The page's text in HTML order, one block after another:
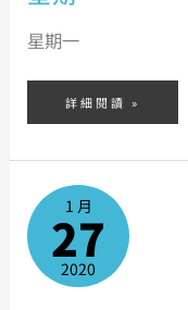
星期一
詳細閱讀 »
1 月
27
2020
星
期
二